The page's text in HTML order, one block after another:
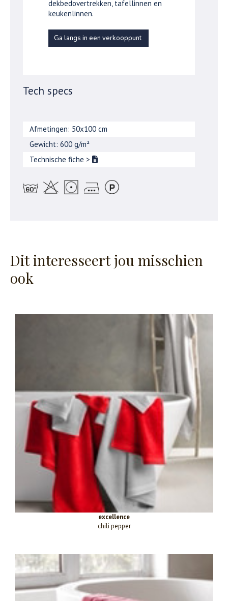
dekbedovertrekken, tafellinnen en
keukenlinnen.
Ga langs in een verkooppunt
Tech specs
Afmetingen: 50x100 cm
Gewicht: 600 g/m²
Technische fiche >
Dit interesseert jou misschien
ook
excellence
chili pepper